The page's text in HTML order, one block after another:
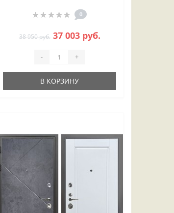
0
38 950 руб. 37 003 руб.
- +
В КОРЗИНУ